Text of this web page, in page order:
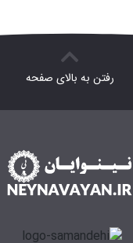
رفتن به بالای صفحه